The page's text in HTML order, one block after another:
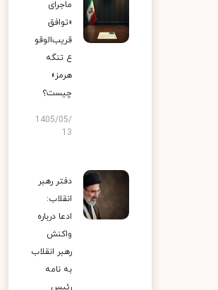
ماجرای
«توافق
قریب‌الوقو
ع تنگه
هرمز»
چیست؟
1405/05/
13
دفتر رهبر
انقلاب:
ادعا درباره
واکنش
رهبر انقلاب
به نامه
رئیس